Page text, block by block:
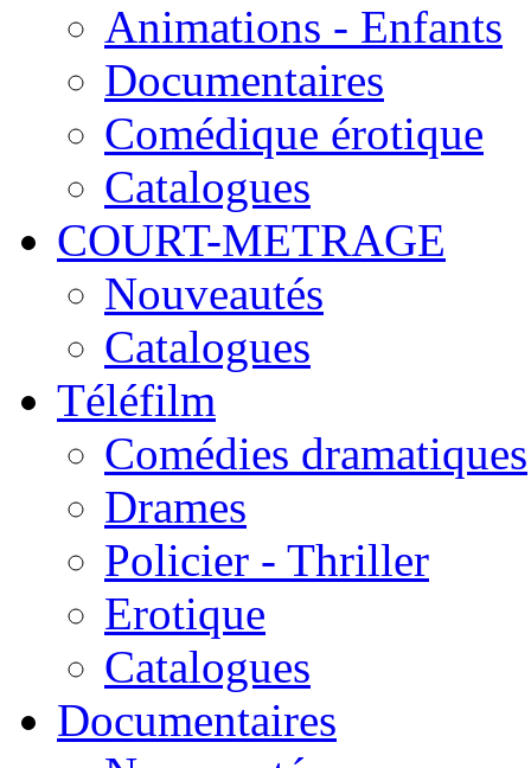
Animations - Enfants
Documentaires
Comédique érotique
Catalogues
COURT-METRAGE
Nouveautés
Catalogues
Téléfilm
Comédies dramatiques
Drames
Policier - Thriller
Erotique
Catalogues
Documentaires